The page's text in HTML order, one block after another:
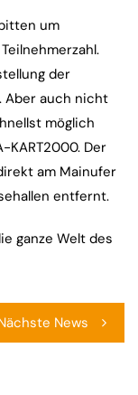
um
der
auch nicht
möglich
KART2000. Der
am Mainufer
entfernt.
ganze Welt des
News